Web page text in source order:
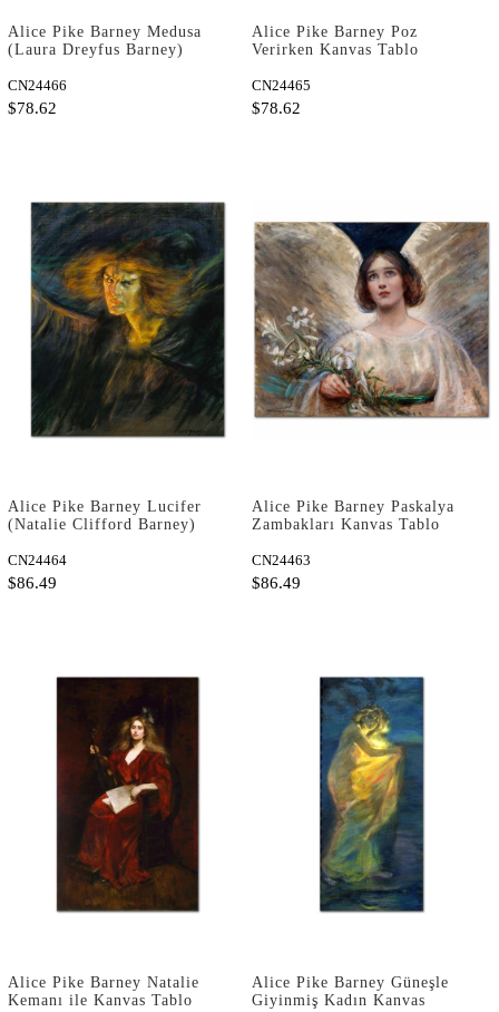
Alice Pike Barney Medusa
(Laura Dreyfus Barney)
CN24466
$78.62
Alice Pike Barney Poz
Verirken Kanvas Tablo
CN24465
$78.62
Alice Pike Barney Lucifer
(Natalie Clifford Barney)
CN24464
$86.49
Alice Pike Barney Paskalya
Zambakları Kanvas Tablo
CN24463
$86.49
Alice Pike Barney Natalie
Kemanı ile Kanvas Tablo
Alice Pike Barney Güneşle
Giyinmiş Kadın Kanvas